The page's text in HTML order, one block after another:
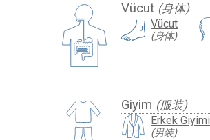
Vücut (身体)
Vücut
(身体)
Giyim (服装)
Erkek Giyimi
(男装)